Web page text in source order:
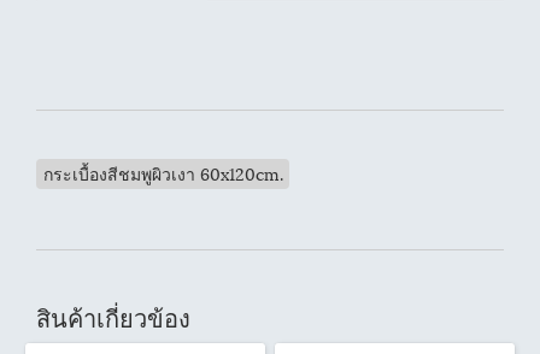
กระเบื้องสีชมพูผิวเงา 60x120cm.
สินค้าเกี่ยวข้อง